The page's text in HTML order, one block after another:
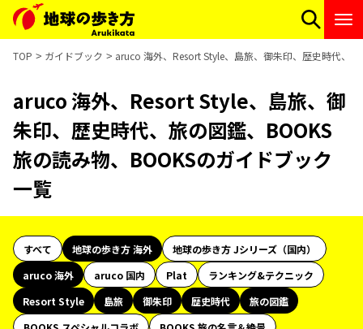
TOP ガイドブック aruco 海外、Resort Style、島旅、御朱印、歴史時代、
aruco 海外、Resort Style、島旅、御
朱印、歴史時代、旅の図鑑、BOOKS
旅の読み物、BOOKSのガイドブック
一覧
すべて 地球の歩き方 海外
地球の歩き方 Jシリーズ（国内）
aruco 海外
aruco 国内 Plat
ランキング&テクニック
Resort Style
島旅 御朱印 歴史時代
旅の図鑑